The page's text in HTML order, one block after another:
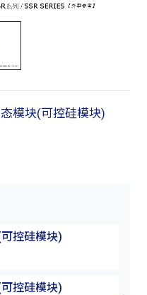
模块(可控硅模块)
控硅模块)
控硅模块)